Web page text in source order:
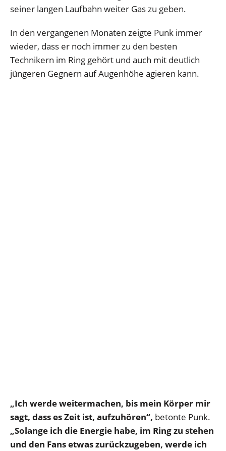
seiner langen Laufbahn weiter Gas zu geben.
In den vergangenen Monaten zeigte Punk immer
wieder, dass er noch immer zu den besten
Technikern im Ring gehört und auch mit deutlich
jüngeren Gegnern auf Augenhöhe agieren kann.
„Ich werde weitermachen, bis mein Körper mir
sagt, dass es Zeit ist, aufzuhören“, betonte Punk.
„Solange ich die Energie habe, im Ring zu stehen
und den Fans etwas zurückzugeben, werde ich